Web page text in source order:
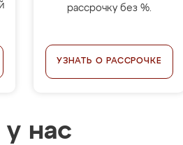
рассрочку без %.
УЗНАТЬ О РАССРОЧКЕ
нас